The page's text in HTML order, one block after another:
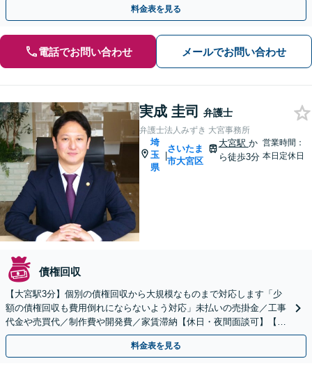
料金表を見る
電話でお問い合わせ メールでお問い合わせ
実成 圭司 弁護士
弁護士法人みずき 大宮事務所
埼
玉
県
|
さいたま
市大宮区
大宮駅 か
ら徒歩3分
営業時間：
本日定休日
債権回収
【大宮駅3分】個別の債権回収から大規模なものまで対応します「少
額の債権回収も費用倒れにならないよう対応」未払いの売掛金／工事
代金や売買代／制作費や開発費／家賃滞納【休日・夜間面談可】【電
話面談対応】
料金表を見る